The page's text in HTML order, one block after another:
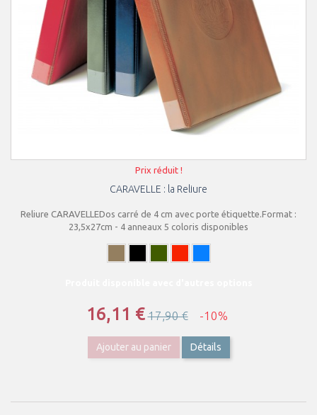
Prix réduit !
CARAVELLE : la Reliure
Reliure CARAVELLEDos carré de 4 cm avec porte étiquette.Format :
23,5x27cm - 4 anneaux 5 coloris disponibles
16,11 €17,90 € -10%
Ajouter au panier Détails